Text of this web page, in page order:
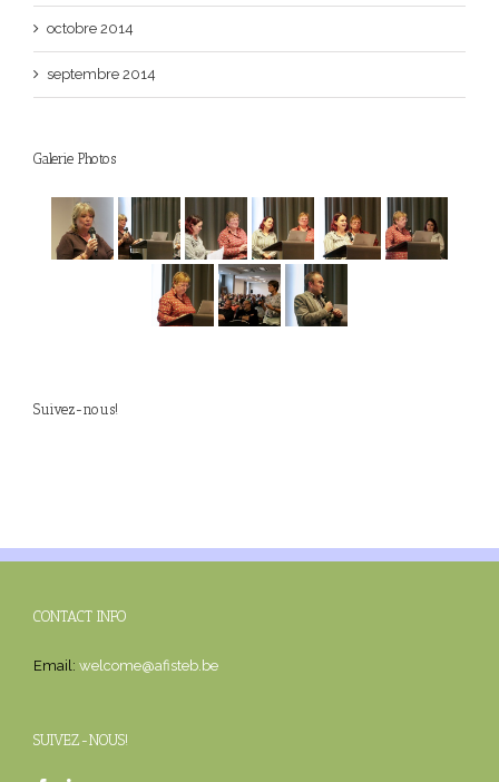
octobre 2014
septembre 2014
Galerie Photos
Suivez-nous!
CONTACT INFO
Email: welcome@afisteb.be
SUIVEZ-NOUS!